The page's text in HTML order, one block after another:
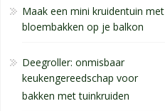
Maak een mini kruidentuin met
bloembakken op je balkon
Deegroller: onmisbaar
keukengereedschap voor
bakken met tuinkruiden